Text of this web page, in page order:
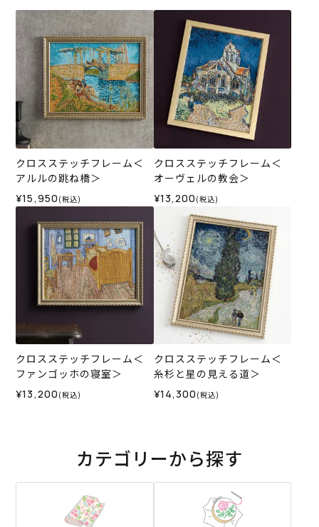
クロスステッチフレーム＜
アルルの跳ね橋＞
¥15,950 (税込)
クロスステッチフレーム＜
オーヴェルの教会＞
¥13,200 (税込)
クロスステッチフレーム＜
ファンゴッホの寝室＞
¥13,200 (税込)
クロスステッチフレーム＜
糸杉と星の見える道＞
¥14,300 (税込)
カテゴリーから探す